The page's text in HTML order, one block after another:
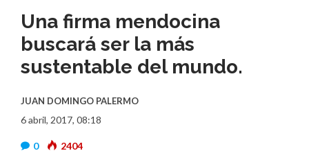
Una firma mendocina
buscará ser la más
sustentable del mundo.
JUAN DOMINGO PALERMO
6 abril, 2017, 08:18
0 2404